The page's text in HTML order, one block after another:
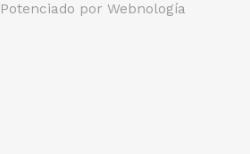
Potenciado por Webnología